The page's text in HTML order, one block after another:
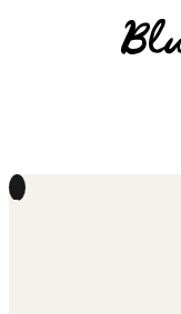
1